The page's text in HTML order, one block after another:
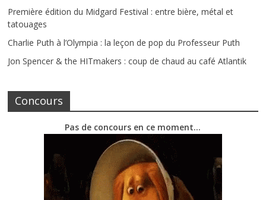
Première édition du Midgard Festival : entre bière, métal et
tatouages
Charlie Puth à l’Olympia : la leçon de pop du Professeur Puth
Jon Spencer & the HITmakers : coup de chaud au café Atlantik
Concours
Pas de concours en ce moment…